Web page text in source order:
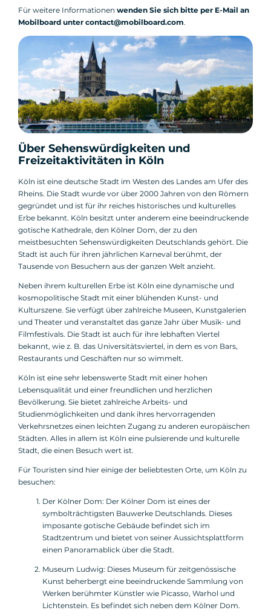
Für weitere Informationen wenden Sie sich bitte per E-Mail an
Mobilboard unter contact@mobilboard.com.
Über Sehenswürdigkeiten und
Freizeitaktivitäten in Köln
Köln ist eine deutsche Stadt im Westen des Landes am Ufer des
Rheins. Die Stadt wurde vor über 2000 Jahren von den Römern
gegründet und ist für ihr reiches historisches und kulturelles
Erbe bekannt. Köln besitzt unter anderem eine beeindruckende
gotische Kathedrale, den Kölner Dom, der zu den
meistbesuchten Sehenswürdigkeiten Deutschlands gehört. Die
Stadt ist auch für ihren jährlichen Karneval berühmt, der
Tausende von Besuchern aus der ganzen Welt anzieht.
Neben ihrem kulturellen Erbe ist Köln eine dynamische und
kosmopolitische Stadt mit einer blühenden Kunst- und
Kulturszene. Sie verfügt über zahlreiche Museen, Kunstgalerien
und Theater und veranstaltet das ganze Jahr über Musik- und
Filmfestivals. Die Stadt ist auch für ihre lebhaften Viertel
bekannt, wie z. B. das Universitätsviertel, in dem es von Bars,
Restaurants und Geschäften nur so wimmelt.
Köln ist eine sehr lebenswerte Stadt mit einer hohen
Lebensqualität und einer freundlichen und herzlichen
Bevölkerung. Sie bietet zahlreiche Arbeits- und
Studienmöglichkeiten und dank ihres hervorragenden
Verkehrsnetzes einen leichten Zugang zu anderen europäischen
Städten. Alles in allem ist Köln eine pulsierende und kulturelle
Stadt, die einen Besuch wert ist.
Für Touristen sind hier einige der beliebtesten Orte, um Köln zu
besuchen:
Der Kölner Dom: Der Kölner Dom ist eines der
symbolträchtigsten Bauwerke Deutschlands. Dieses
imposante gotische Gebäude befindet sich im
Stadtzentrum und bietet von seiner Aussichtsplattform
einen Panoramablick über die Stadt.
Museum Ludwig: Dieses Museum für zeitgenössische
Kunst beherbergt eine beeindruckende Sammlung von
Werken berühmter Künstler wie Picasso, Warhol und
Lichtenstein. Es befindet sich neben dem Kölner Dom.